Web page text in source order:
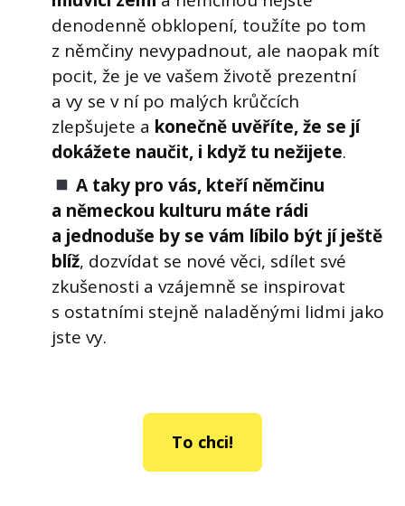
denodenně obklopení, toužíte po tom
z němčiny nevypadnout, ale naopak mít
pocit, že je ve vašem životě prezentní
a vy se v ní po malých krůčcích
zlepšujete a konečně uvěříte, že se jí
dokážete naučit, i když tu nežijete.
A taky pro vás, kteří němčinu
a německou kulturu máte rádi
a jednoduše by se vám líbilo být jí ještě
blíž, dozvídat se nové věci, sdílet své
zkušenosti a vzájemně se inspirovat
s ostatními stejně naladěnými lidmi jako
jste vy.
To chci!